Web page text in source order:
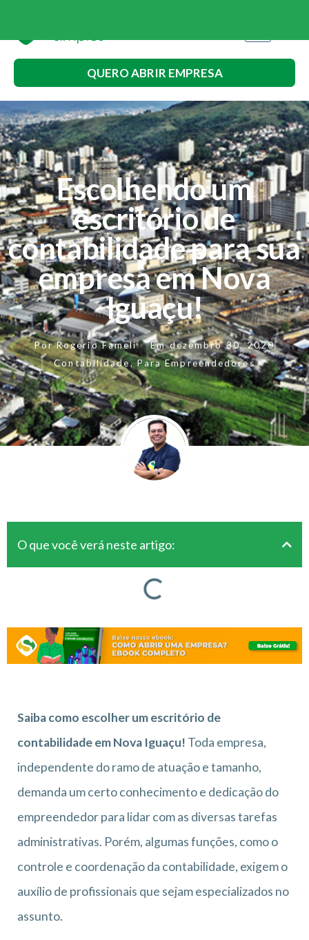
QUERO ABRIR EMPRESA
Escolhendo um
escritório de
contabilidade para sua
empresa em Nova
Iguaçu!
PorRogerio Fameli Em dezembro 30, 2020
Contabilidade,Para Empreendedores
O que você verá neste artigo:
Saiba como escolher um escritório de
contabilidade em Nova Iguaçu! Toda empresa,
independente do ramo de atuação e tamanho,
demanda um certo conhecimento e dedicação do
empreendedor para lidar com as diversas tarefas
administrativas. Porém, algumas funções, como o
controle e coordenação da contabilidade, exigem o
auxílio de profissionais que sejam especializados no
assunto.